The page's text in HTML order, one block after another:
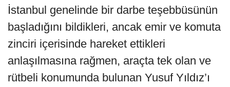
İstanbul genelinde bir darbe teşebbüsünün
başladığını bildikleri, ancak emir ve komuta
zinciri içerisinde hareket ettikleri
anlaşılmasına rağmen, araçta tek olan ve
rütbeli konumunda bulunan Yusuf Yıldız’ı